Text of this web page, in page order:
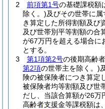
2
前項第1号の基礎課税額
除く。)及びその世帯に
き算定した所得割額及び
及び世帯別平等割額の合
が67万円を超える場合に
とする。
3
第1項第2号の後期高齢
第2項の世帯主を除く。)
険の被保険者につき算定
被保険者均等割額及び世
だし、当該合算額が26万
高齢者支援金等課税額は